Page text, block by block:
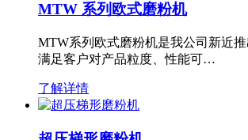
MTW 系列欧式磨粉机
MTW系列欧式磨粉机是我公司新近
满足客户对产品粒度、性能可…
了解详情